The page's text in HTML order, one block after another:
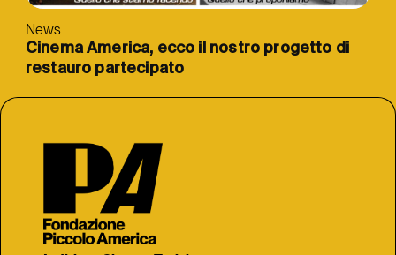
News
Cinema America, ecco il nostro progetto di
restauro partecipato